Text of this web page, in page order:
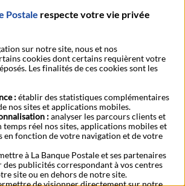
professionnel distinct de votre compte
La Banque Postale
son entreprise ?
clés, statuts, financements et
entreprise. Guide pratique pour
projet pro.
Banque
micro-
(auto-
Nos
Profitez
Postale respecte votre vie privée
sur notre site, nous et nos
cookies dont certains requièrent votre
Les finalités de ces cookies sont les
:établir des statistiques complémentaires
nos sites et applications mobiles.
:analyser les parcours clients et
temps réel nos sites, applications mobiles et
en fonction de votre navigation et de votre
à La Banque Postale et ses partenaires
des publicités correspondant à vos centres
site ou en dehors de notre site.
de visionner directement sur notre